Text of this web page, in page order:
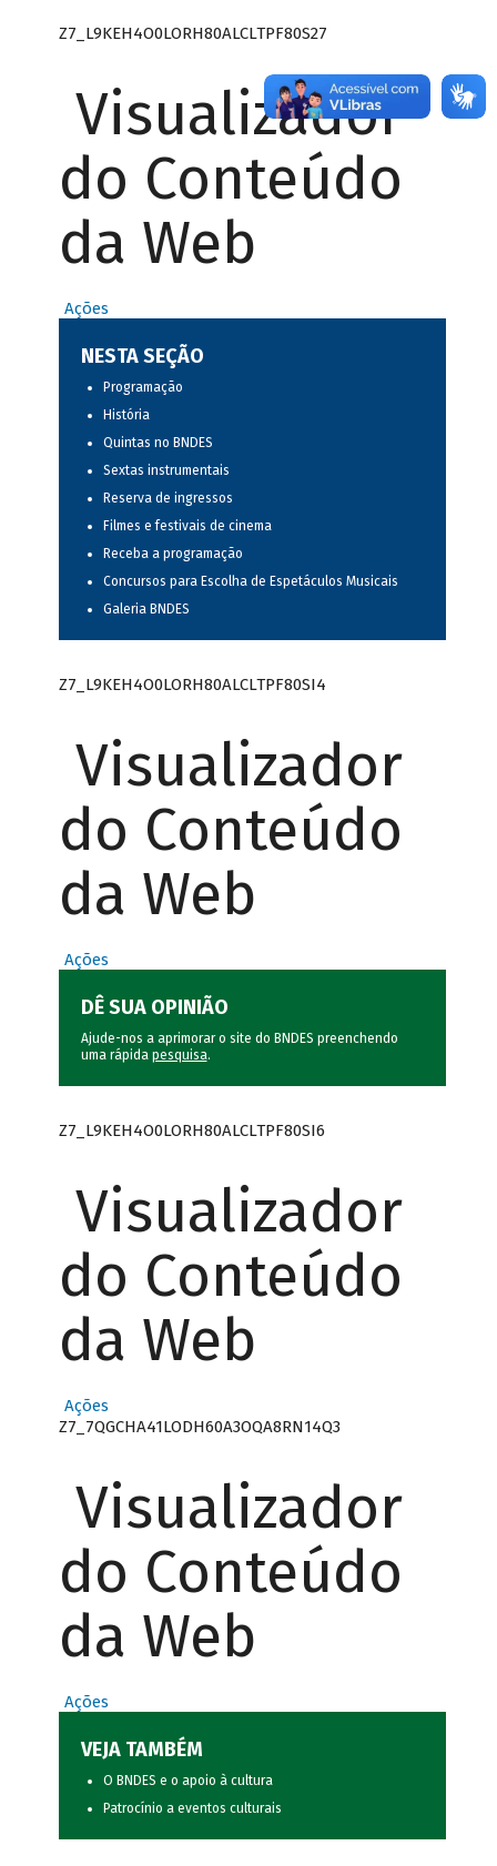
Z7_L9KEH4O0LORH80ALCLTPF80S27
Visualizador
do Conteúdo
da Web
Ações
NESTA SEÇÃO
Programação
História
Quintas no BNDES
Sextas instrumentais
Reserva de ingressos
Filmes e festivais de cinema
Receba a programação
Concursos para Escolha de Espetáculos Musicais
Galeria BNDES
Z7_L9KEH4O0LORH80ALCLTPF80SI4
Visualizador
do Conteúdo
da Web
Ações
DÊ SUA OPINIÃO
Ajude-nos a aprimorar o site do BNDES preenchendo
uma rápida pesquisa.
Z7_L9KEH4O0LORH80ALCLTPF80SI6
Visualizador
do Conteúdo
da Web
Ações
Z7_7QGCHA41LODH60A3OQA8RN14Q3
Visualizador
do Conteúdo
da Web
Ações
VEJA TAMBÉM
O BNDES e o apoio à cultura
Patrocínio a eventos culturais